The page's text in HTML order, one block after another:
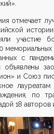
отмечает
участие
мемориальных
с
объявлены
и Союз
по
18 авторов